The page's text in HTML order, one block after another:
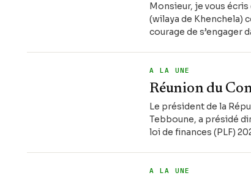
Monsieur, je vous
(wilaya de Khenchela)
courage de s’engager
A LA UNE
Réunion du
Le président de la
Tebboune, a présidé
loi de finances (PLF)
A LA UNE